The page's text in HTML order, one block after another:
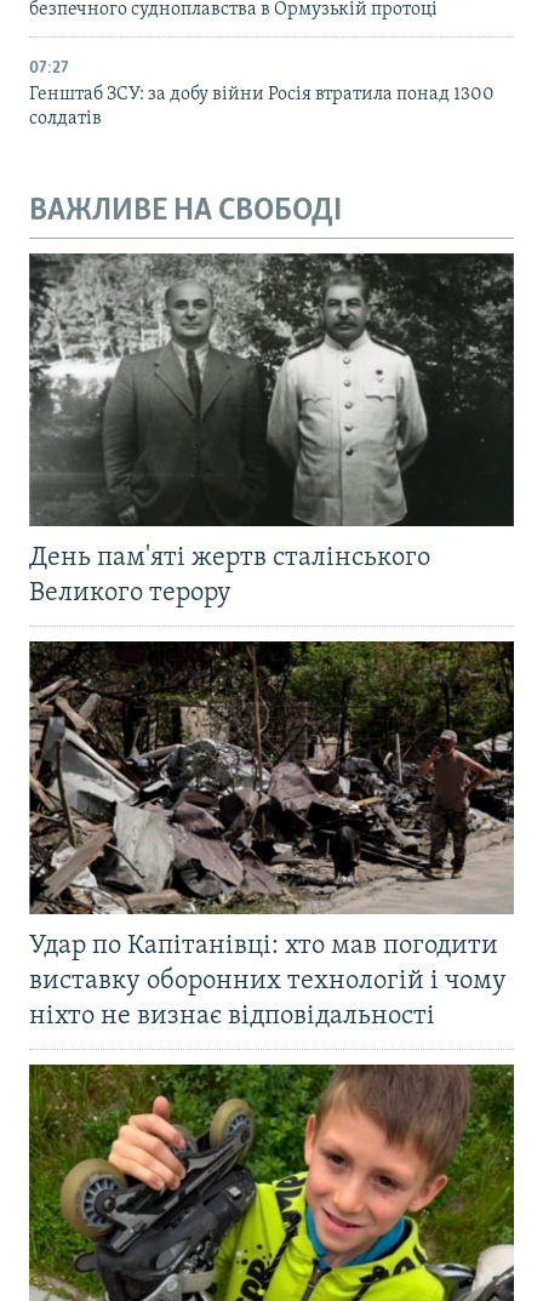
безпечного судноплавства в Ормузькій протоці
07:27
Генштаб ЗСУ: за добу війни Росія втратила понад 1300
солдатів
ВАЖЛИВЕ НА СВОБОДІ
День пам'яті жертв сталінського
Великого терору
Удар по Капітанівці: хто мав погодити
виставку оборонних технологій і чому
ніхто не визнає відповідальності